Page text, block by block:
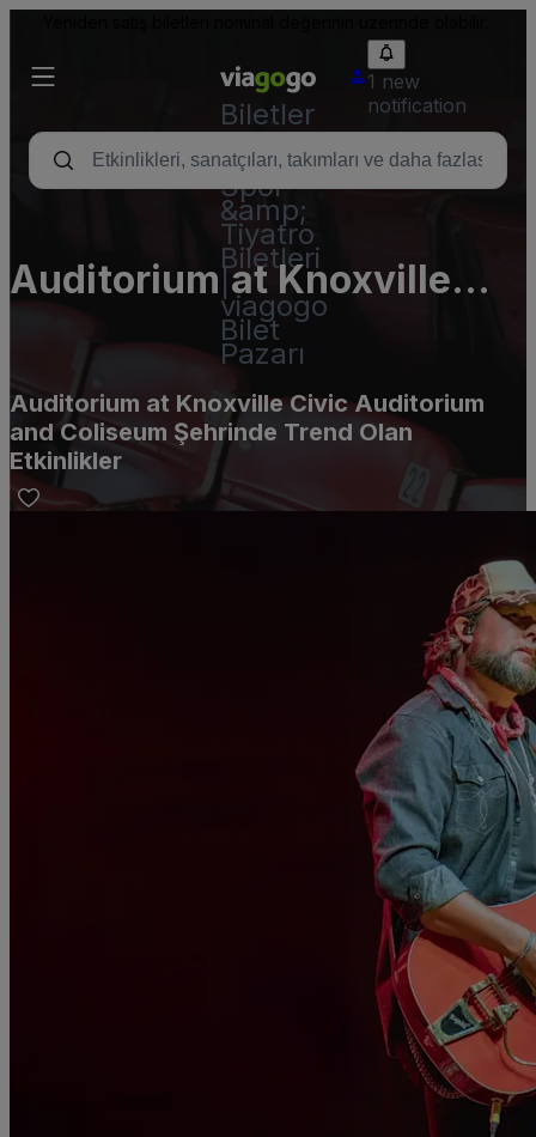
Biletler
-
Konser,
Spor
&amp;
Tiyatro
Biletleri
viagogo
Bilet
Pazarı
1 new
notification
Auditorium at Knoxville
Civic Auditorium and
Auditorium at Knoxville Civic Auditorium
and Coliseum Şehrinde Trend Olan
Etkinlikler